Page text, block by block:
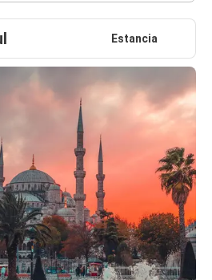
Estancia